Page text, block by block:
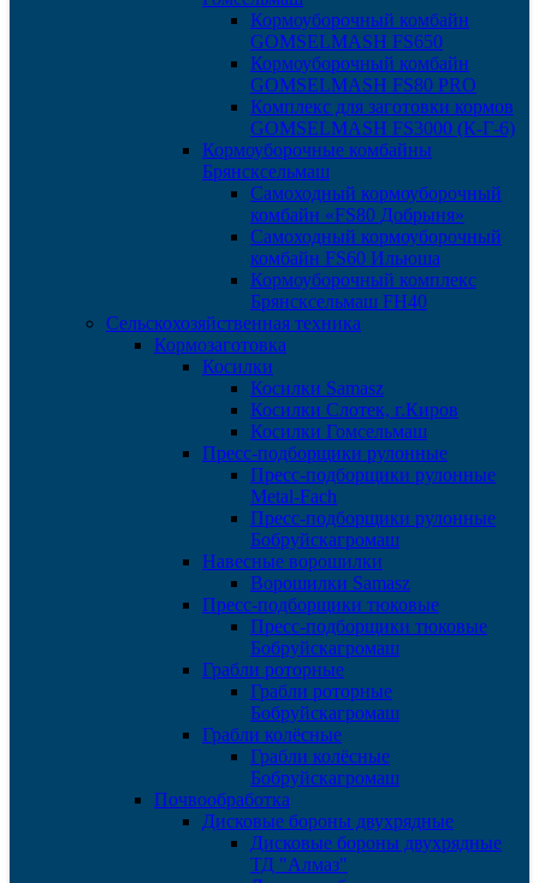
Кормоуборочный комбайн
GOMSELMASH FS650
Кормоуборочный комбайн
GOMSELMASH FS80 PRO
Комплекс для заготовки кормов
GOMSELMASH FS3000 (К-Г-6)
Кормоуборочные комбайны
Брянсксельмаш
Самоходный кормоуборочный
комбайн «FS80 Добрыня»
Самоходный кормоуборочный
комбайн FS60 Ильюша
Кормоуборочный комплекс
Брянсксельмаш FH40
Сельскохозяйственная техника
Кормозаготовка
Косилки
Косилки Samasz
Косилки Слотек, г.Киров
Косилки Гомсельмаш
Пресс-подборщики рулонные
Пресс-подборщики рулонные
Metal-Fach
Пресс-подборщики рулонные
Бобруйскагромаш
Навесные ворошилки
Ворошилки Samasz
Пресс-подборщики тюковые
Пресс-подборщики тюковые
Бобруйскагромаш
Грабли роторные
Грабли роторные
Бобруйскагромаш
Грабли колёсные
Грабли колёсные
Бобруйскагромаш
Почвообработка
Дисковые бороны двухрядные
Дисковые бороны двухрядные
ТД "Алмаз"